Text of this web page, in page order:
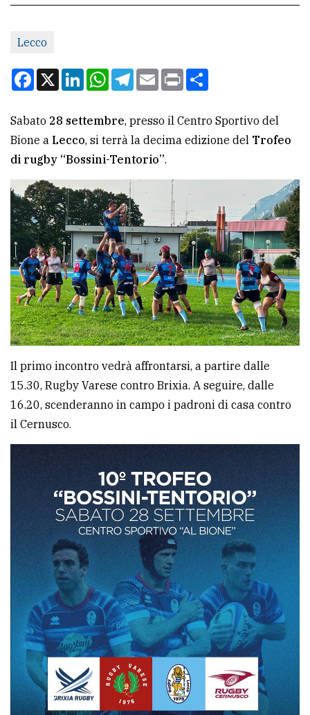
Scrivici
Per
la
pubblicità
Cerca
per
comune
Ricerca
avanzata
LE
ALTRE
TESTATE
PRIVACY
Privacy
policy
Cookie
policy
Lecco
Facebook
X LinkedInWhatsApp
Telegram
EmailPrint
Sabato 28 settembre, presso il Centro Sportivo del
Bione a Lecco, si terrà la decima edizione del Trofeo
di rugby “Bossini-Tentorio”.
Il primo incontro vedrà affrontarsi, a partire dalle
15.30, Rugby Varese contro Brixia. A seguire, dalle
16.20, scenderanno in campo i padroni di casa contro
il Cernusco.